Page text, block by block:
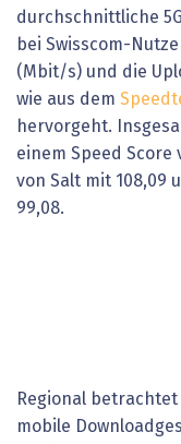
durchschnittliche
bei Swisscom-
(Mbit/s) und die
wie aus dem
hervorgeht.
einem Speed Score
von Salt mit 108,09
99,08.
Regional
mobile